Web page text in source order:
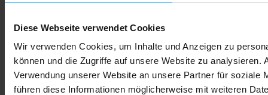
Diese Webseite verwendet Cookies
Wir verwenden Cookies, um Inhalte und Anzeigen zu
können und die Zugriffe auf unsere Website zu analysieren.
Verwendung unserer Website an unsere Partner für soziale
führen diese Informationen möglicherweise mit weiteren
Alkohol in der Schwangerschaft: Risiken für Ihr Baby
verstehen